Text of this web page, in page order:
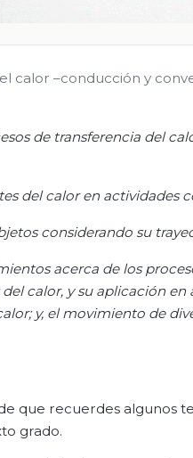
calor –conducción y
de transferencia del
del calor en actividades
considerando su
acerca de los
calor, y su aplicación
y, el movimiento de
que recuerdes algunos
grado.